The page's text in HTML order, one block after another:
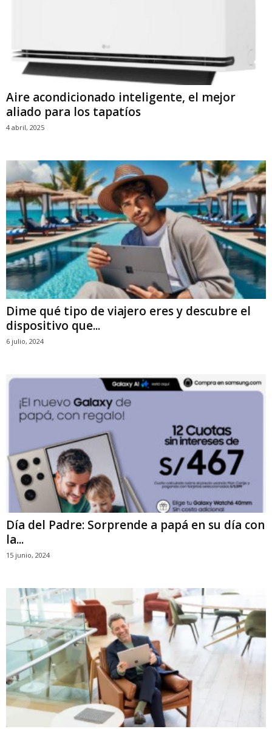
Aire acondicionado inteligente, el mejor
aliado para los tapatíos
4 abril, 2025
Dime qué tipo de viajero eres y descubre el
dispositivo que...
6 julio, 2024
Día del Padre: Sorprende a papá en su día con
la...
15 junio, 2024